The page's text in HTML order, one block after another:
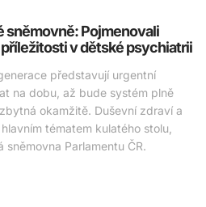
sněmovně: Pojmenovali
v dětské psychiatrii
představují urgentní
na dobu, až bude systém plně
okamžitě. Duševní zdraví a
tématem kulatého stolu,
Parlamentu ČR.